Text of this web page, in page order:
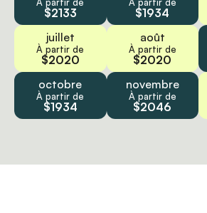
$2133 $1934
juillet
À partir de
$2020
août
À partir de
$2020
octobre
À partir de
$1934
novembre
À partir de
$2046